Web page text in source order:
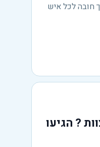
חובה לכל איש
? הגיעו